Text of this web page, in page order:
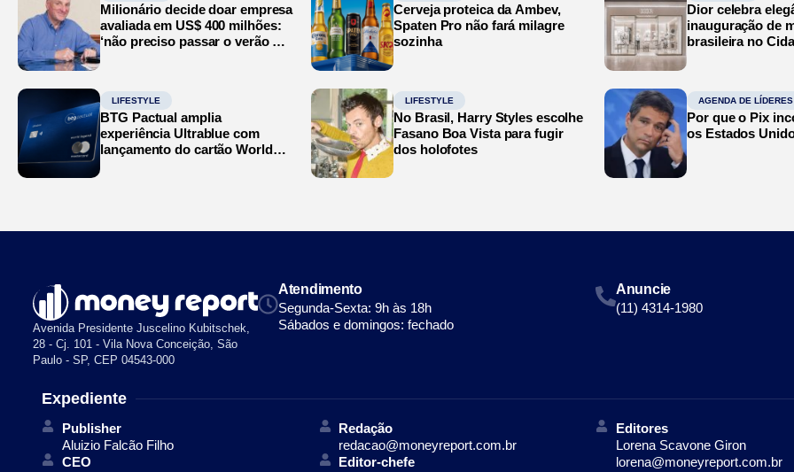
Milionário decide doar empresa
avaliada em US$ 400 milhões:
‘não preciso passar o verão no
Cerveja proteica da Ambev,
Spaten Pro não fará milagre
sozinha
Dior celebra
inauguração de
brasileira no
LIFESTYLE
BTG Pactual amplia
experiência Ultrablue com
lançamento do cartão World
LIFESTYLE
No Brasil, Harry Styles escolhe
Fasano Boa Vista para fugir
dos holofotes
AGENDA DE LÍDERES
Por que o Pix
os Estados
Avenida Presidente Juscelino Kubitschek,
28 - Cj. 101 - Vila Nova Conceição, São
Paulo - SP, CEP 04543-000
Atendimento
Segunda-Sexta: 9h às 18h
Sábados e domingos: fechado
Anuncie
(11) 4314-1980
Expediente
Publisher
Aluizio Falcão Filho
CEO
Redação
redacao@moneyreport.com.br
Editor-chefe
Editores
Lorena Scavone Giron
lorena@moneyreport.com.br